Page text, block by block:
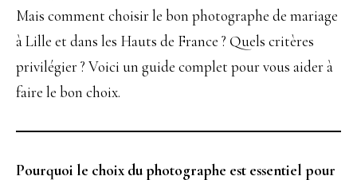
Mais comment choisir le bon photographe de mariage
à Lille et dans les Hauts de France ? Quels critères
privilégier ? Voici un guide complet pour vous aider à
faire le bon choix.
Pourquoi le choix du photographe est essentiel pour